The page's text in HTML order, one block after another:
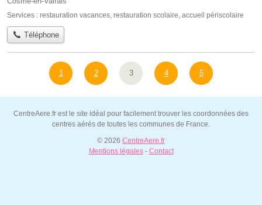
Services : restauration vacances, restauration scolaire, accueil périscolaire
Téléphone
1 2 3 4 5
CentreAere.fr est le site idéal pour facilement trouver les coordonnées des
centres aérés de toutes les communes de France.
© 2026 CentreAere.fr
Mentions légales- Contact